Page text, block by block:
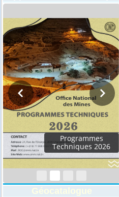
Rapport d'activités
2024
Géocatalogue